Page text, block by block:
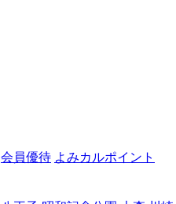
会員優待 よみカルポイント